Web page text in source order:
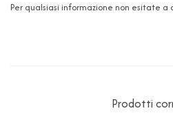
Per qualsiasi informazione non esitate
Prodotti